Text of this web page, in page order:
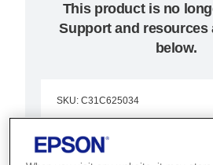
This product is no
Support and resources
below.
SKU: C31C625034
TM-H6000III